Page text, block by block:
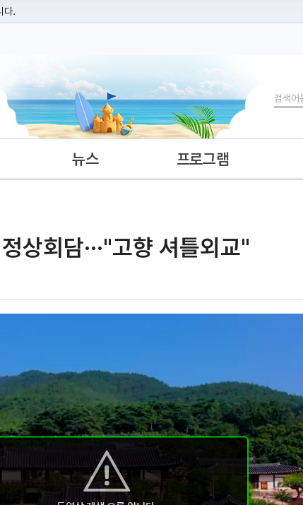
다.
고 있다면 아래 URL에서 도메인 주소를 확인해 보세요
검색
뉴스 프로그램
상회담···"고향 셔틀외교"